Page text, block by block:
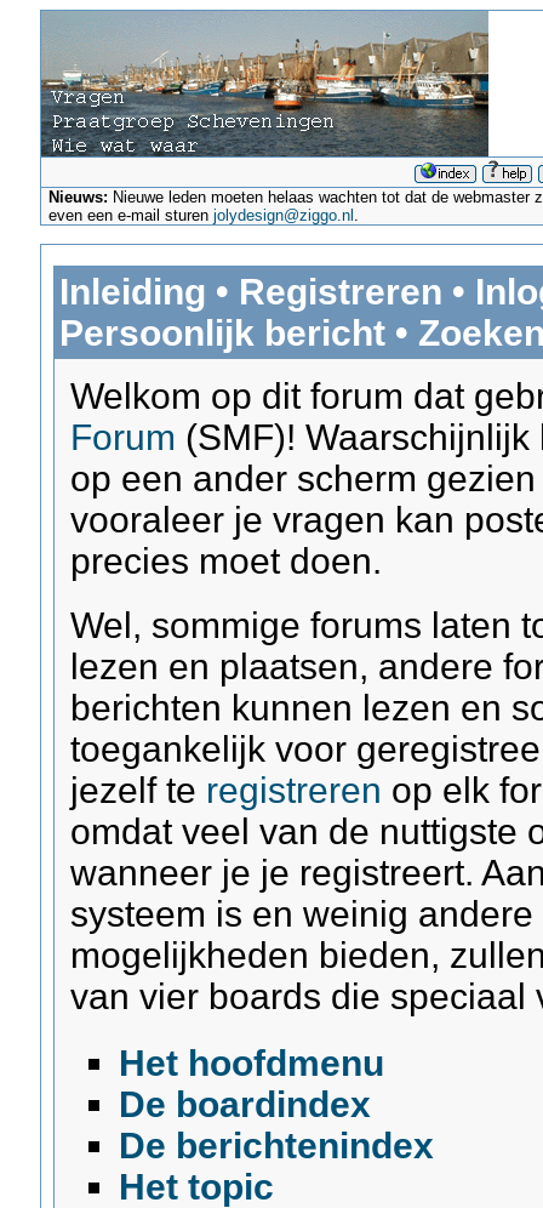
Nieuws: Nieuwe leden moeten helaas wachten tot dat de
even een e-mail sturenjolydesign@ziggo.nl .
Inleiding • Registreren •
Persoonlijk bericht•
Welkom op dit forum dat
Forum (SMF)!
op een ander scherm
vooraleer je vragen kan
precies moet doen.
Wel, sommige forums laten
lezen en plaatsen, andere
berichten kunnen lezen en
toegankelijk voor
jezelf te registreren op elk
omdat veel van de nuttigste
wanneer je je registreert.
systeem is en weinig
mogelijkheden bieden,
van vier boards die speciaal
Het hoofdmenu
De boardindex
De berichtenindex
Het topic